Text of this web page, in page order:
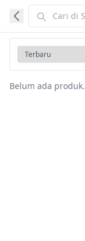
Belum ada produk.